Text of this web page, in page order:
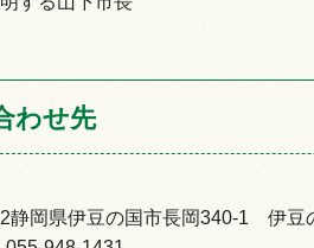
わせ先
静岡県伊豆の国市長岡340-1 伊豆